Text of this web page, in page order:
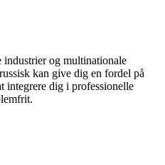
og multinationale
kan give dig en fordel på
integrere dig i professionelle